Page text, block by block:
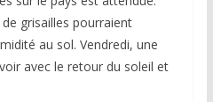
grisailles pourraient
au sol. Vendredi, une
avec le retour du soleil et